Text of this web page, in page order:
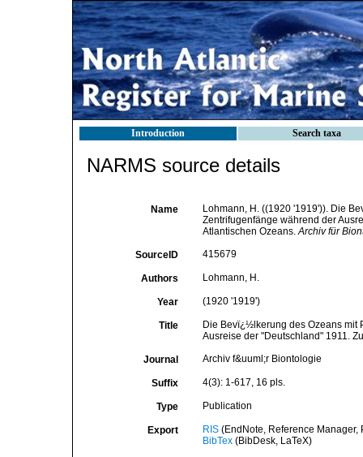
Introduction Search taxa
NARMS source details
Name
Lohmann, H. ((1920 '1919')). Die
Zentrifugenfänge während der
Atlantischen Ozeans.Archiv für
SourceID 415679
Authors Lohmann, H.
Year (1920 '1919')
Title
Die Bevï¿½lkerung des Ozeans
Ausreise der "Deutschland" 1911.
Journal Archiv f&uuml;r Biontologie
Suffix 4(3): 1-617, 16 pls.
Type Publication
Export RIS(EndNote, Reference Manager,
BibTex(BibDesk, LaTeX)